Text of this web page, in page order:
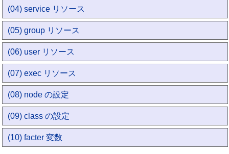
(04) service リソース
(05) group リソース
(06) user リソース
(07) exec リソース
(08) node の設定
(09) class の設定
(10) facter 変数